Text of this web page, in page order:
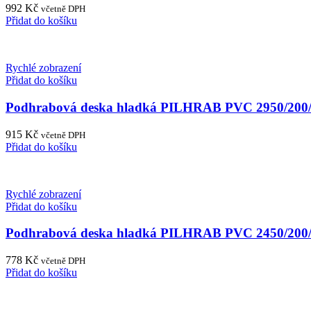
992 Kč včetně DPH
Přidat do košíku
Rychlé zobrazení
Přidat do košíku
Podhrabová deska hladká PILHRAB PVC 2950/
915 Kč včetně DPH
Přidat do košíku
Rychlé zobrazení
Přidat do košíku
Podhrabová deska hladká PILHRAB PVC 2450/
778 Kč včetně DPH
Přidat do košíku